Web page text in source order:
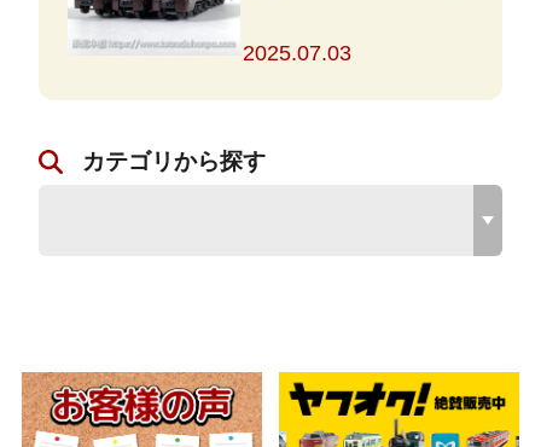
2025.07.03
カテゴリから探す